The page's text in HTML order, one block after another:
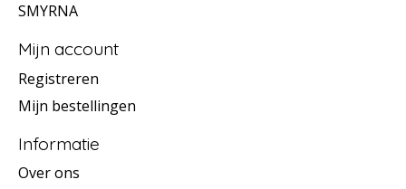
SMYRNA
Mijn account
Registreren
Mijn bestellingen
Informatie
Over ons